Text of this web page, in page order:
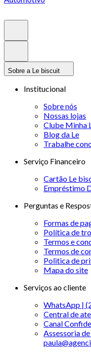
Sobre a Le biscuit
Institucional
Sobre nós
Nossas lojas
Clube Minha
Blog da Le
Trabalhe
Serviço Financeiro
Cartão Le
Empréstimo
Perguntas e
Formas de
Política de
Termos e
Termos de
Politica de
Mapa do site
Serviços ao cliente
WhatsApp |
Central de
Canal
Assessoria